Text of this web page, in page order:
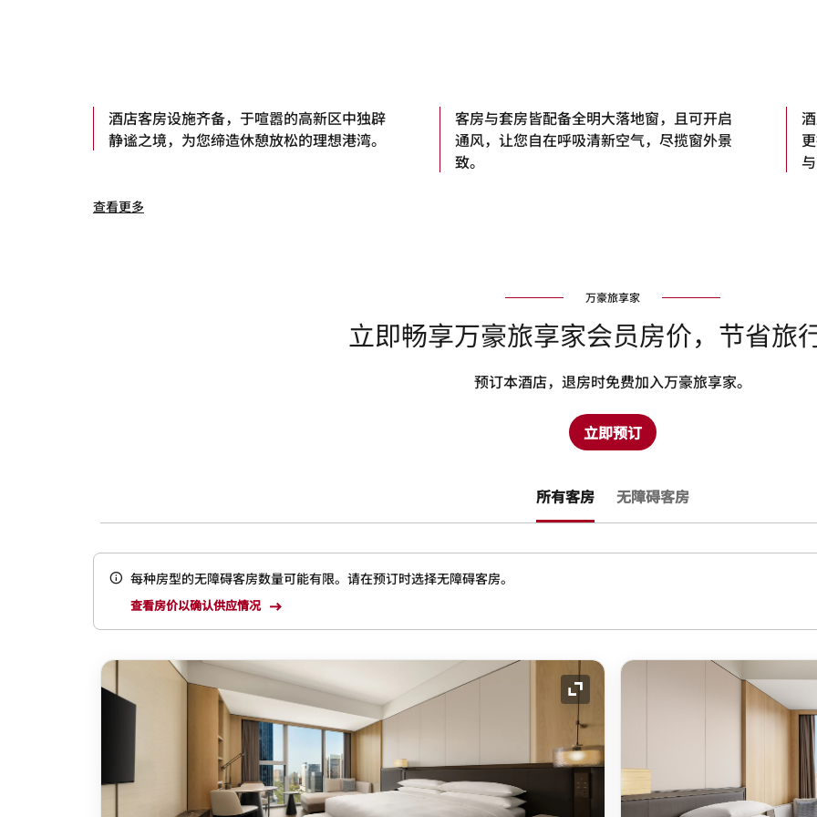
酒店客房设施齐备，于喧嚣的高新区中独辟
静谧之境，为您缔造休憩放松的理想港湾。
客房与套房皆配备全明大落地窗，且可开启
通风，让您自在呼吸清新空气，尽揽窗外景
致。
查看更多
万豪旅享家
立即畅享万豪旅享家会员房价，节省旅
预订本酒店，退房时免费加入万豪旅享家。
立即预订
所有客房 无障碍客房
每种房型的无障碍客房数量可能有限。请在预订时选择无障碍客房。
查看房价以确认供应情况
展开图标